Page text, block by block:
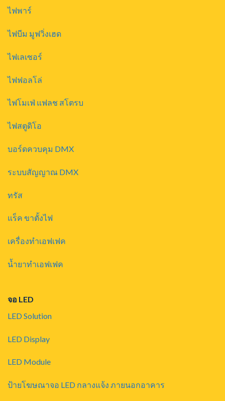
ไฟพาร์
ไฟบีม มูฟวิ่งเฮด
ไฟเลเซอร์
ไฟฟอลโล่
ไฟโมเฟ่ แฟลช สโตรบ
ไฟสตูดิโอ
บอร์ดควบคุม DMX
ระบบสัญญาณ DMX
ทรัส
แร็ค ขาตั้งไฟ
เครื่องทำเอฟเฟค
น้ำยาทำเอฟเฟค
จอ LED
LED Solution
LED Display
LED Module
ป้ายโฆษณาจอ LED กลางแจ้ง ภายนอกอาคาร